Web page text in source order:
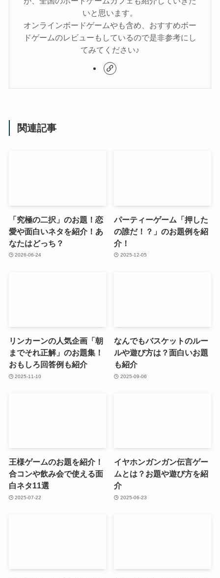
いと思います。
オンラインボードゲームやも含め、おすすめボー
ドゲームのレビューもしているので是非参考にし
てみてください♪
関連記事
「究極の二択」のお題！恋
愛や面白いネタを紹介！あ
なたはどっち？
2026-06-24
パーティーゲーム「押した
の誰だ！？」のお題例を紹
介！
2025-12-05
リンカーンの人気企画「朝
までそれ正解」のお題集！
おもしろ回答例も紹介
2025-11-10
なんでもバスケットのルー
ルや遊び方は？面白いお題
も紹介
2025-09-06
王様ゲームのお題を紹介！
合コンや飲み会で使える面
白ネタ11選
2025-07-22
イヤホンガンガン伝言ゲー
ムとは？お題や遊び方を紹
介
2025-06-23